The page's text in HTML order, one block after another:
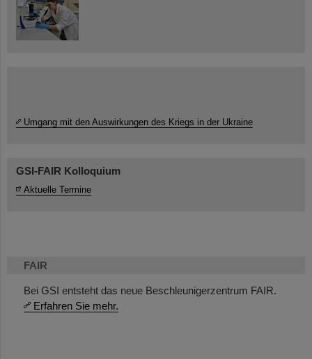
FAIR
Bei GSI entsteht das neue Beschleunigerzentrum FAIR.
Erfahren Sie mehr.
Umgang mit den Auswirkungen des Kriegs in der Ukraine
GSI-FAIR Kolloquium
Aktuelle Termine